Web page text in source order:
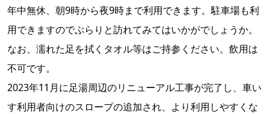
年中無休、朝9時から夜9時まで利用できます。駐車場も利
用できますのでぶらりと訪れてみてはいかがでしょうか。
なお、濡れた足を拭くタオル等はご持参ください。飲用は
不可です。
2023年11月に足湯周辺のリニューアル工事が完了し、車い
す利用者向けのスロープの追加され、より利用しやすくな